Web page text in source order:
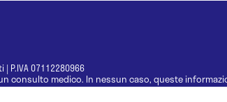
| P.IVA 07112280966
consulto medico. In nessun caso, queste
le informazioni disponibili come